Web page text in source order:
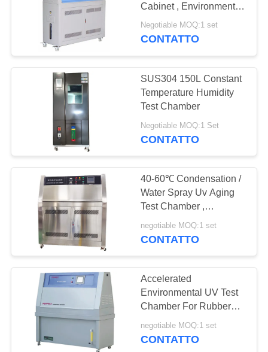
Cabinet , Environmental
Chamber For Coating
Material
Negotiable MOQ:1 set
CONTATTO
SUS304 150L Constant
Temperature Humidity
Test Chamber
Negotiable MOQ:1 Set
CONTATTO
40-60℃ Condensation /
Water Spray Uv Aging
Test Chamber ,
Environmental Test
Systems
negotiable MOQ:1 set
CONTATTO
Accelerated
Environmental UV Test
Chamber For Rubber
Plastic Aging
Weathering
negotiable MOQ:1 set
CONTATTO